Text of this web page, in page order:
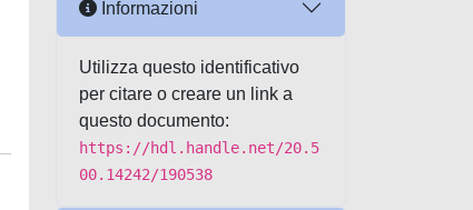
Informazioni
Utilizza questo identificativo
per citare o creare un link a
questo documento:
https://hdl.handle.net/20.5
00.14242/190538